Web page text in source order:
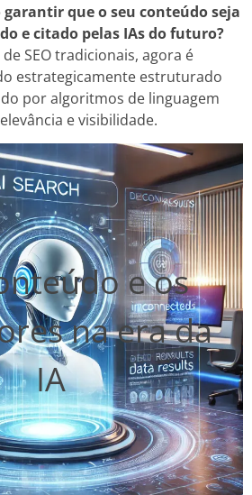
garantir que o seu conteúdo seja
e citado pelas IAs do futuro?
SEO tradicionais, agora é
estrategicamente estruturado
por algoritmos de linguagem
e visibilidade.
e os
na era da
IA